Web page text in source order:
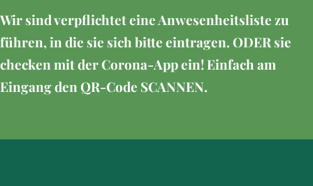
Wir sind verpflichtet eine Anwesenheitsliste zu
führen, in die sie sich bitte eintragen. ODER sie
checken mit der Corona-App ein! Einfach am
Eingang den QR-Code SCANNEN.